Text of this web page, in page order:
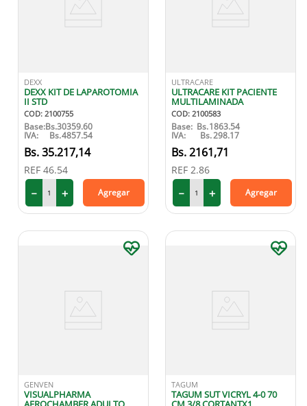
DEXX
DEXX KIT DE LAPAROTOMIA
II STD
COD: 2100755
Base:Bs.30359.60
IVA: Bs.4857.54
35.217,14
REF 46.54
＋
－ Agregar
ULTRACARE
ULTRACARE KIT PACIENTE
MULTILAMINADA
COD: 2100583
Base: Bs.1863.54
IVA: Bs.298.17
2161,71
REF 2.86
＋
－ Agregar
GENVEN
VISUALPHARMA
TAGUM
TAGUM SUT VICRYL 4-0 70